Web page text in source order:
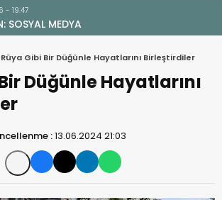
- 19:47
SOSYAL MEDYA
Rüya Gibi Bir Düğünle Hayatlarını Birleştirdiler
Düğünle Hayatlarını
:13.06.2024 21:03